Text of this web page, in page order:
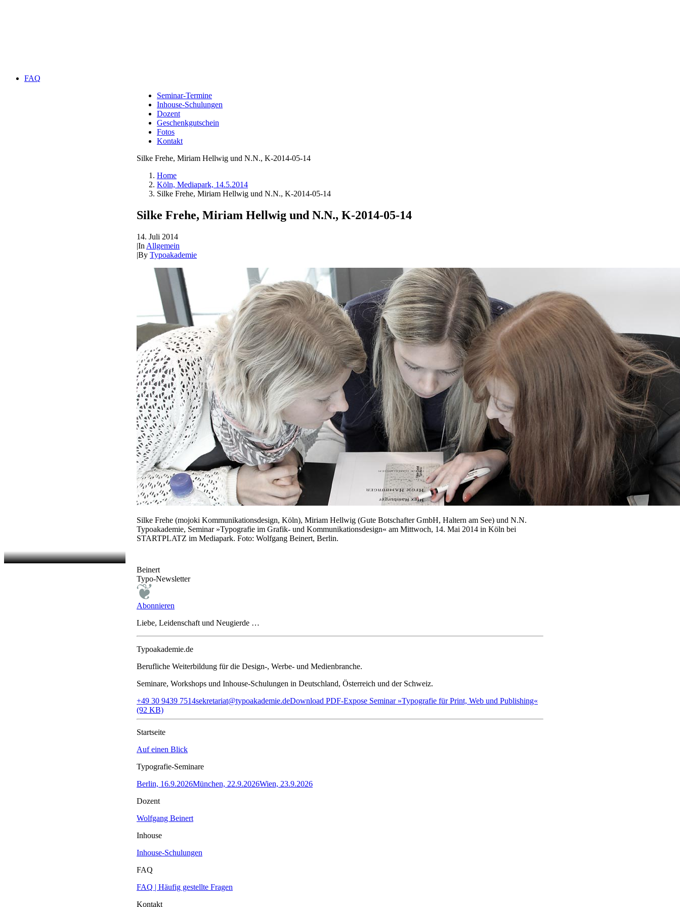
FAQ
Seminar-Termine
Inhouse-Schulungen
Dozent
Geschenkgutschein
Fotos
Kontakt
Silke Frehe, Miriam Hellwig und N.N., K-2014-05-14
Home
Köln, Mediapark, 14.5.2014
Silke Frehe, Miriam Hellwig und N.N., K-2014-05-14
Silke Frehe, Miriam Hellwig und N.N., K-2014-05-14
14. Juli 2014
|In Allgemein
|By Typoakademie
Silke Frehe (mojoki Kommunikationsdesign, Köln), Miriam Hellwig (Gute Botschafter GmbH, Haltern am See) und N.N.
Typoakademie, Seminar »Typografie im Grafik- und Kommunikationsdesign« am Mittwoch, 14. Mai 2014 in Köln bei
STARTPLATZ im Mediapark. Foto: Wolfgang Beinert, Berlin.
Beinert
Typo-Newsletter
Abonnieren
Liebe, Leidenschaft und Neugierde …
Typoakademie.de
Berufliche Weiterbildung für die Design-, Werbe- und Medienbranche.
Seminare, Workshops und Inhouse-Schulungen in Deutschland, Österreich und der Schweiz.
+49 30 9439 7514sekretariat@typoakademie.deDownload PDF-Expose Seminar »Typografie für Print, Web und Publishing«
(92 KB)
Startseite
Auf einen Blick
Typografie-Seminare
Berlin, 16.9.2026München, 22.9.2026Wien, 23.9.2026
Dozent
Wolfgang Beinert
Inhouse
Inhouse-Schulungen
FAQ
FAQ | Häufig gestellte Fragen
Kontakt